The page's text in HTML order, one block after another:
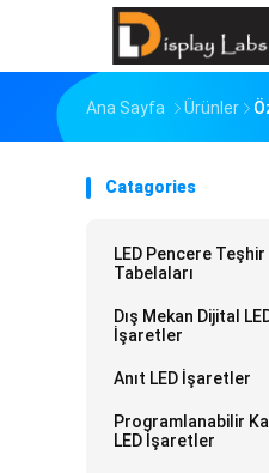
Ana Sayfa Ürünler
Catagories
LED Pencere Teşhir
Tabelaları
Dış Mekan Dijital
İşaretler
Anıt LED İşaretler
Programlanabilir
LED İşaretler